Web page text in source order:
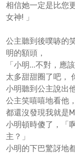
相信她一定是比您
女神! 」
公主聽到後噗哧的
明的額頭，
「小明...不對，應
太多甜甜圈了吧，
小明聽到公主說出
公主笑嘻嘻地看他
都還沒發現我就是
小明頓時傻了，「
主？」
小明的下巴驚訝地